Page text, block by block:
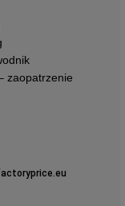
zaopatrzenie